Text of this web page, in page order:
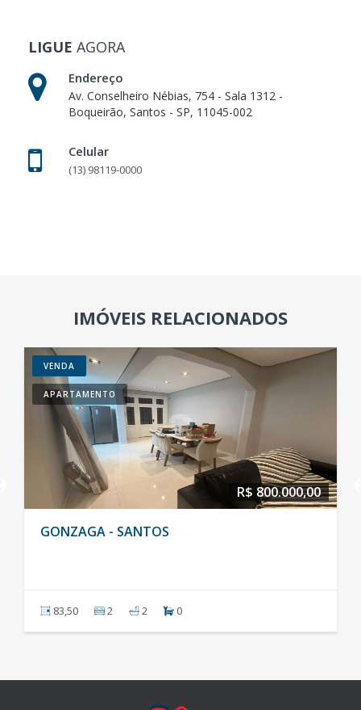
LIGUE AGORA
Endereço
Av. Conselheiro Nébias, 754 - Sala 1312 -
Boqueirão, Santos - SP, 11045-002
Celular
(13) 98119-0000
IMÓVEIS RELACIONADOS
VENDA
APARTAMENTO
R$ 800.000,00
GONZAGA - SANTOS
83,50 2 2 0